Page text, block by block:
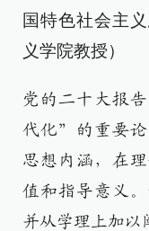
国特色社会主
义学院教授）
党的二十大报
代化”的重要论
思想内涵，在
值和指导意义
并从学理上加以